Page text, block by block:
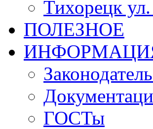
Тихорецк
ПОЛЕЗНОЕ
ГОСТы